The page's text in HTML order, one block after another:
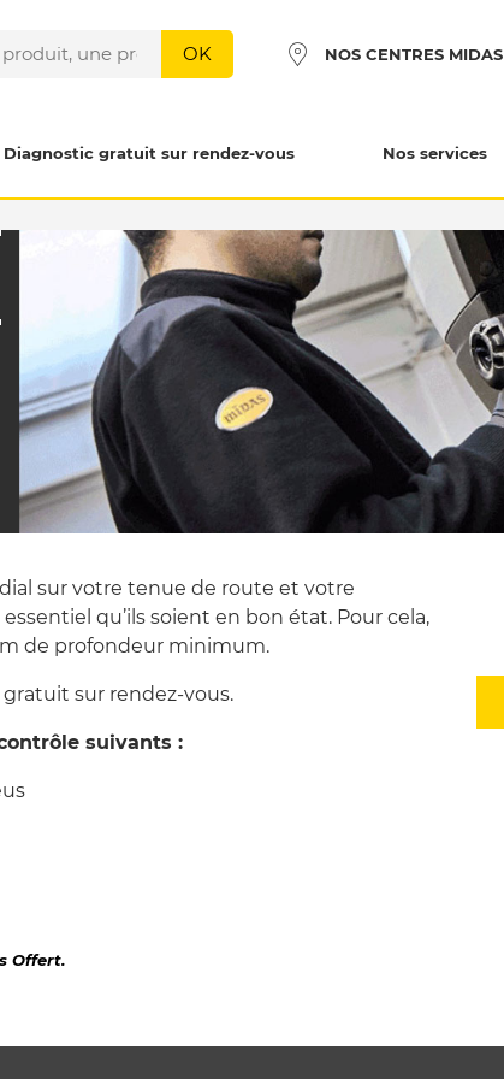
OK NOS CENTRES MIDAS
Diagnostic gratuit sur rendez-vous Nos services
sur votre tenue de route et votre
qu’ils soient en bon état. Pour cela,
de profondeur minimum.
sur rendez-vous.
suivants :
Offert.